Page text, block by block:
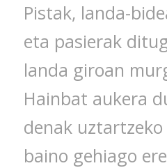
Pistak, landa-
eta pasierak
landa giroan
Hainbat aukera
denak
baino gehiago